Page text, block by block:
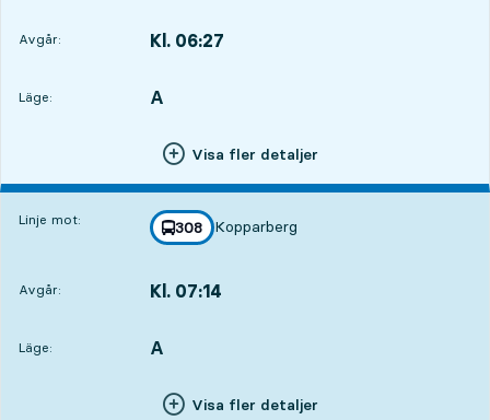
Avgår: Kl. 06:27
Läge:
LÄGE, A
,
Visa fler detaljer
Linje mot: linje
308
mot
Kopparberg
,
Avgår: Kl. 07:14
Läge:
LÄGE, A
,
Visa fler detaljer